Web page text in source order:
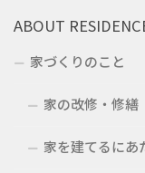
ABOUT
家づくりのこと
家の改修・修繕
家を建てるにあ